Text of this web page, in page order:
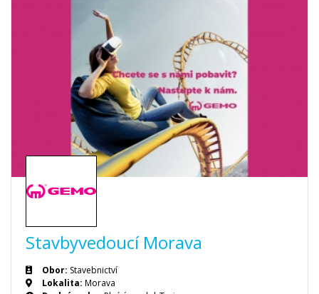
Stavbyvedoucí Morava
Obor: Stavebnictví
Lokalita: Morava